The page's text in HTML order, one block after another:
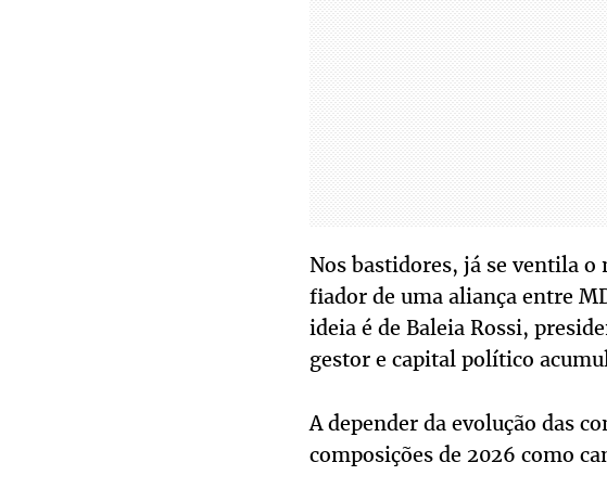
Nos bastidores, já se ventila
fiador de uma aliança entre
ideia é de Baleia Rossi,
gestor e capital político
A depender da evolução das
composições de 2026 como